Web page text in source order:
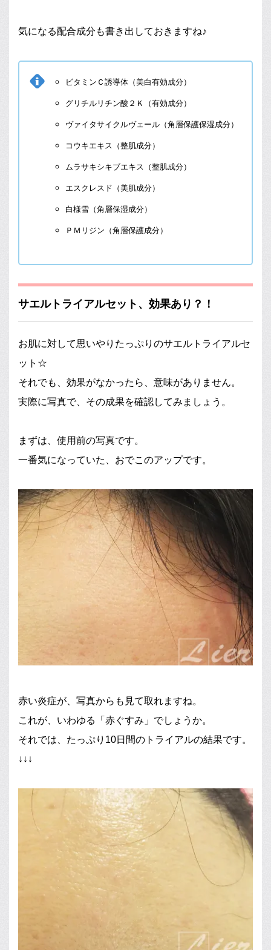
気になる配合成分も書き出しておきますね♪
ビタミンＣ誘導体（美白有効成分）
グリチルリチン酸２Ｋ（有効成分）
ヴァイタサイクルヴェール（角層保護保湿成分）
コウキエキス（整肌成分）
ムラサキシキブエキス（整肌成分）
エスクレスド（美肌成分）
白様雪（角層保湿成分）
ＰＭリジン（角層保護成分）
サエルトライアルセット、効果あり？！
お肌に対して思いやりたっぷりのサエルトライアルセ
ット☆
それでも、効果がなかったら、意味がありません。
実際に写真で、その成果を確認してみましょう。
まずは、使用前の写真です。
一番気になっていた、おでこのアップです。
赤い炎症が、写真からも見て取れますね。
これが、いわゆる「赤ぐすみ」でしょうか。
それでは、たっぷり10日間のトライアルの結果です。
↓↓↓